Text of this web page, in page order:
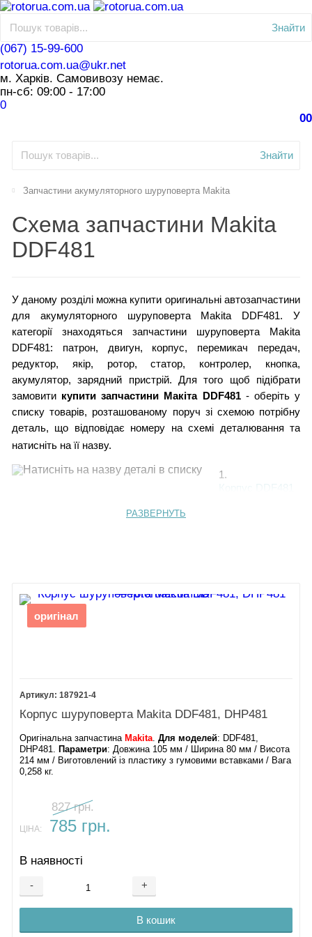
Знайти
(067) 15-99-600
rotorua.com.ua@ukr.net
м. Харків. Самовивозу немає.
пн-сб: 09:00 - 17:00
0
00
Знайти
Запчастини акумуляторного шуруповерта Makita
Схема запчастини Makita
DDF481
У даному розділі можна купити оригинальні автозапчастини
для акумуляторного шуруповерта Makita DDF481. У
категорії знаходяться запчастини шуруповерта Makita
DDF481: патрон, двигун, корпус, перемикач передач,
редуктор, якір, ротор, статор, контролер, кнопка,
акумулятор, зарядний пристрій. Для того щоб підібрати
замовити купити запчастини Макіта DDF481- оберіть у
списку товарів, розташованому поруч зі схемою потрібну
деталь, що відповідає номеру на схемі деталювання та
натисніть на її назву.
1.
5.
Гвинт ліве
9.Патрон 13 мм
Патрон
РАЗВЕРНУТЬ
оригінал
187921-4
Корпус шуруповерта Makita DDF481, DHP481
Оригінальна запчастина Makita .Для моделей: DDF481,
DHP481.
Параметри: Довжина 105 мм / Ширина 80 мм / Висота
214 мм / Виготовлений із пластику з гумовими вставками / Вага
0,258 кг.
827 грн.
ЦІНА: 785 грн.
В наявності
- +
В кошик